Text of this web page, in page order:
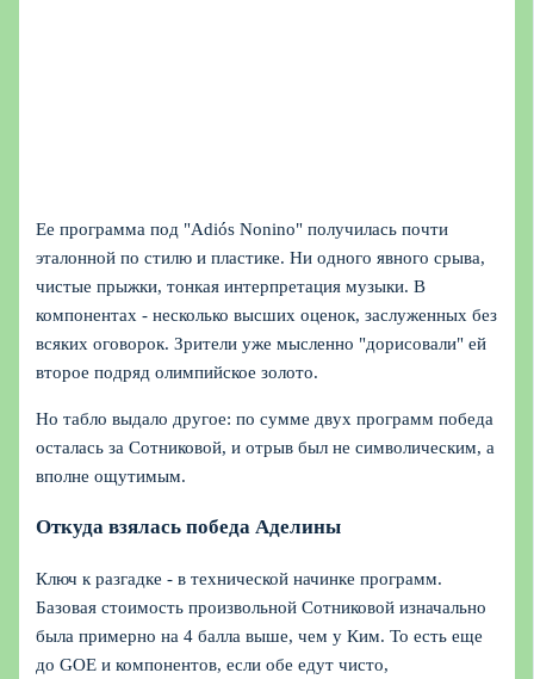
Ее программа под "Adiós Nonino" получилась почти
эталонной по стилю и пластике. Ни одного явного срыва,
чистые прыжки, тонкая интерпретация музыки. В
компонентах - несколько высших оценок, заслуженных без
всяких оговорок. Зрители уже мысленно "дорисовали" ей
второе подряд олимпийское золото.
Но табло выдало другое: по сумме двух программ победа
осталась за Сотниковой, и отрыв был не символическим, а
вполне ощутимым.
Откуда взялась победа Аделины
Ключ к разгадке - в технической начинке программ.
Базовая стоимость произвольной Сотниковой изначально
была примерно на 4 балла выше, чем у Ким. То есть еще
до GOE и компонентов, если обе едут чисто,